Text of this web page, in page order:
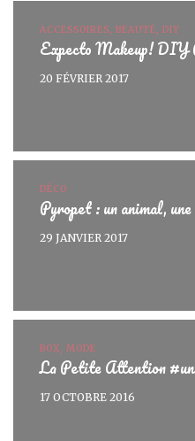
ACCESSOIRES, BEAUTÉ, DIY
Expecto Makeup! DIY
20 FÉVRIER 2017
DÉCO
Pyropet : un animal,
29 JANVIER 2017
BOX, MODE
La Petite Attention
17 OCTOBRE 2016